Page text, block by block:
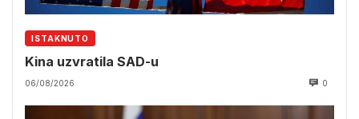
ISTAKNUTO
Kina uzvratila SAD-u
06/08/2026 0